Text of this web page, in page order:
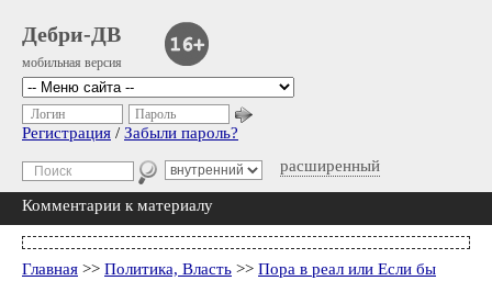
Дебри-ДВ
мобильная версия
расширенный
Логин Пароль
Регистрация / Забыли пароль?
Комментарии к материалу
Главная >> Политика, Власть >> Пора в реал или Если бы